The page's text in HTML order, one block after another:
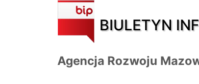
BIULETYN
Agencja Rozwoju